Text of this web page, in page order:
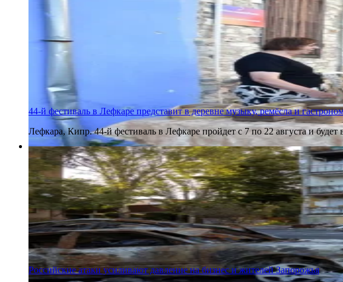
6 августа 2026
44-й фестиваль в Лефкаре представит в деревне музыку, ремёсла и
Лефкара, Кипр. 44-й фестиваль в Лефкаре пройдет с 7 по 22 августа и
Российские атаки усиливают давление на бизнес и жителей Запорожья